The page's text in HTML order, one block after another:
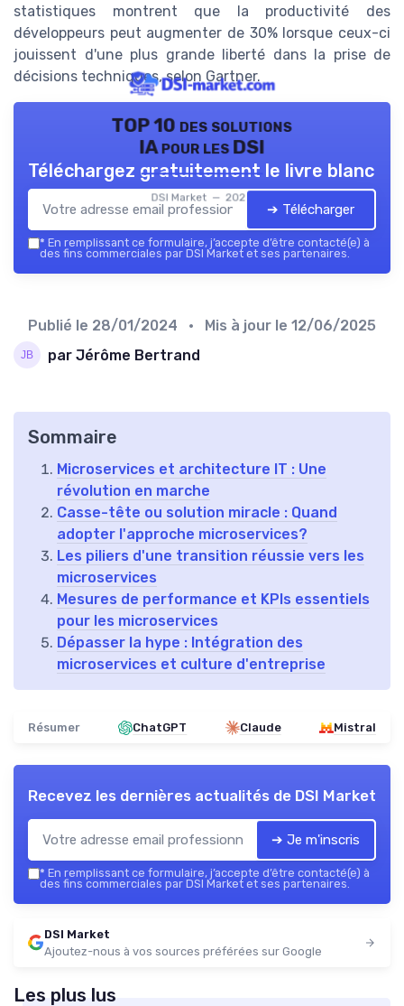
statistiques montrent que la productivité des
développeurs peut augmenter de 30% lorsque ceux-ci
jouissent d'une plus grande liberté dans la prise de
décisions techniques, selon Gartner.
TOP 10 des solutions
IA pour les DSI
DSI Market — 2026
Téléchargez gratuitement le livre blanc
➔ Télécharger
* En remplissant ce formulaire, j’accepte d’être contacté(e) à
des fins commerciales par DSI Market et ses partenaires.
Publié le 28/01/2024 • Mis à jour le 12/06/2025
par Jérôme Bertrand
Sommaire
Microservices et architecture IT : Une
révolution en marche
Casse-tête ou solution miracle : Quand
adopter l'approche microservices?
Les piliers d'une transition réussie vers les
microservices
Mesures de performance et KPIs essentiels
pour les microservices
Dépasser la hype : Intégration des
microservices et culture d'entreprise
Résumer ChatGPT Claude Mistral
Recevez les dernières actualités de DSI Market
➔ Je m'inscris
* En remplissant ce formulaire, j’accepte d’être contacté(e) à
des fins commerciales par DSI Market et ses partenaires.
DSI Market
Ajoutez-nous à vos sources préférées sur Google
Les plus lus